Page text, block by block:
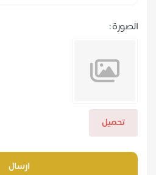
الصورة :
تحميل
ارسال